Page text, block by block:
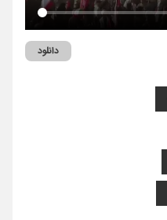
دانلود